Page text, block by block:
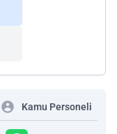
Kamu Personeli